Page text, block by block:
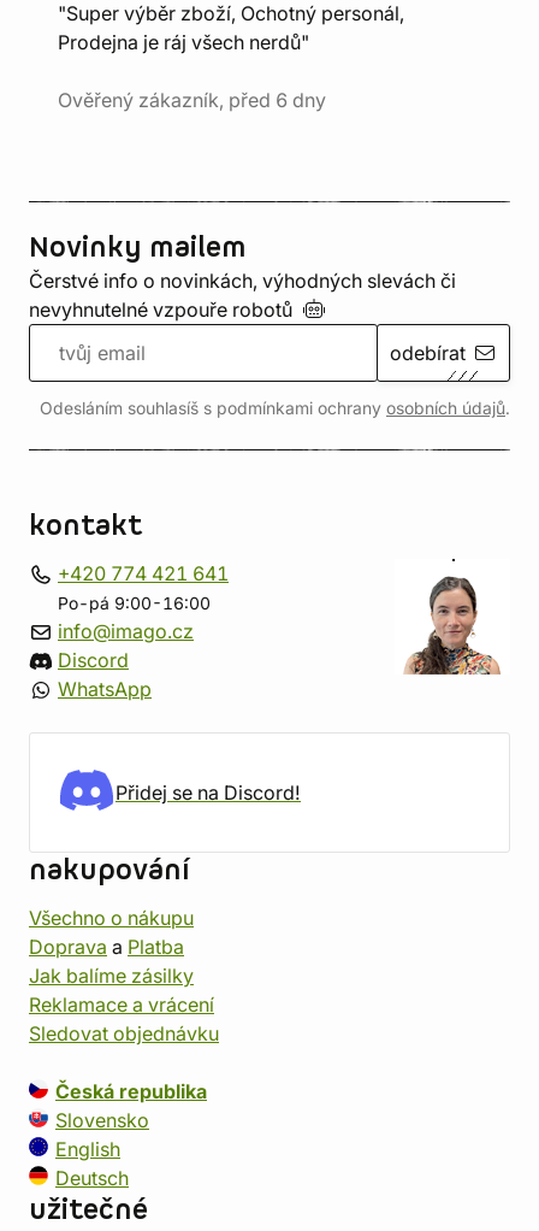
"Super výběr zboží, Ochotný personál,
Prodejna je ráj všech nerdů"
Ověřený zákazník, před 6 dny
Novinky mailem
Čerstvé info o novinkách, výhodných slevách či
nevyhnutelné vzpouře robotů
odebírat
Odesláním souhlasíš s podmínkami ochrany osobních údajů.
kontakt
+420 774 421 641
Po-pá 9:00-16:00
info@imago.cz
Discord
WhatsApp
Přidej se na Discord!
nakupování
Všechno o nákupu
Doprava a Platba
Jak balíme zásilky
Reklamace a vrácení
Sledovat objednávku
Česká republika
Slovensko
English
Deutsch
užitečné